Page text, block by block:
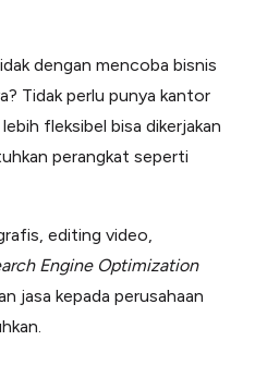
dengan mencoba bisnis
Tidak perlu punya kantor
fleksibel bisa dikerjakan
perangkat seperti
editing video,
Engine Optimization
jasa kepada perusahaan